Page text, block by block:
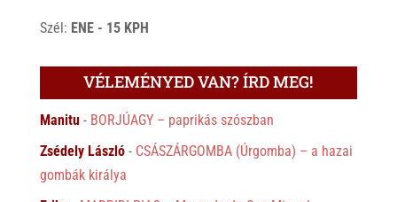
Szél: ENE - 15 KPH
VÉLEMÉNYED VAN? ÍRD MEG!
Manitu- BORJÚAGY – paprikás szószban
Zsédely László- CSÁSZÁRGOMBA (Úrgomba) – a hazai
gombák királya